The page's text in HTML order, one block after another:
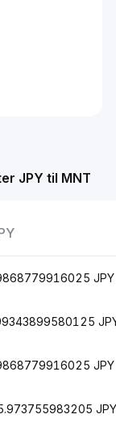
JPY til MNT
JPY
JPY
JPY